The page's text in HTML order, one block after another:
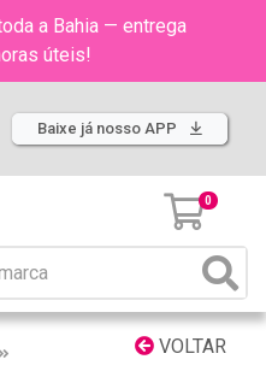
a Bahia — entrega
úteis!
Baixe já nosso APP
0
VOLTAR